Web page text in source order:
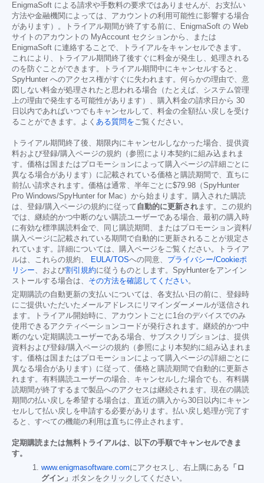
EnigmaSoft による請求や手数料の要求ではありませんが、お支払い
方法や金融機関によっては、アカウントの利用可能性に影響する場合
があります）。トライアル期間が終了する前に、EnigmaSoft の Web
サイトのアカウントの MyAccount セクションから、または
EnigmaSoft に連絡することで、トライアルをキャンセルできます。
これにより、トライアル期間終了後すぐに料金が発生し、処理される
のを防ぐことができます。トライアル期間中にキャンセルすると、
SpyHunter へのアクセス権がすぐに失われます。何らかの理由で、意
図しない料金が処理されたと思われる場合（たとえば、システム管理
上の理由で発生する可能性があります）、購入料金の請求日から 30
日以内であればいつでもキャンセルして、料金の全額払い戻しを受け
ることができます。よく ある質問を ご覧ください。
トライアル期間終了後、期限内にキャンセルしなかった場合、提供資
料および登録/購入ページの規約（参照により本契約に組み込まれま
す。価格は国またはプロモーションによって購入ページの詳細ごとに
異なる場合があります）に記載されている価格と購読期間で、直ちに
前払い請求されます。価格は通常、半年ごとに$79.98 （SpyHunter
Pro Windows/SpyHunter for Mac）から始まります。購入された購読
は、登録/購入ページの規約に従って自動的に更新され ます。この規約
では、継続的かつ中断のない購読ユーザーである場合、最初の購入時
に有効な標準購読料金で、同じ購読期間、またはプロモーション資料/
購入ページに記載されている期間で自動的に更新されることが規定さ
れています。詳細については、購入ページをご覧ください。トライア
ルは、これらの規約、
EULA/TOSへの同意、 プライバシー/Cookieポ
リシー 、および割引規約に従うものとします。SpyHunterをアンイン
ストールする場合は、 その方法を確認してください。
定期購読の自動更新の支払いについては、各支払い日の前に、登録時
にご提供いただいたメールアドレスにリマインダーメールが送信され
ます。トライアル開始時に、アカウントごとに1台のデバイスでのみ
使用できるアクティベーションコードが発行されます。継続的かつ中
断のない定期購読ユーザーである場合、サブスクリプションは、提供
資料および登録/購入ページの規約（参照により本契約に組み込まれま
す。価格は国またはプロモーションによって購入ページの詳細ごとに
異なる場合があります）に従って、価格と購読期間で自動的に更新さ
れます。有料購読ユーザーの場合、キャンセルした場合でも、有料購
読期間が終了するまで製品へのアクセスは継続されます。現在の購読
期間の払い戻しを希望する場合は、直近の購入から30日以内にキャン
セルして払い戻しを申請する必要があります。払い戻し処理が完了す
ると、すべての機能の利用は直ちに停止されます。
定期購読または無料トライアルは、以下の手順でキャンセルできま
す。
www.enigmasoftware.comにアクセスし、右上隅にある 「ロ
グイン」 ボタンをクリックしてください。